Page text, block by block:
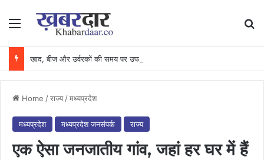
Menu
Home /राज्य /मध्यप्रदेश
मध्यप्रदेश मध्यप्रदेश जनसंपर्क राज्य
एक ऐसा जनजातीय गांव, जहां हर घर में हैं